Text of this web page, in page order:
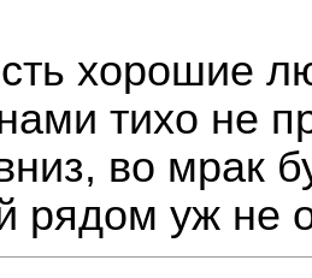
хорошие
тихо не
во мрак
рядом уж не